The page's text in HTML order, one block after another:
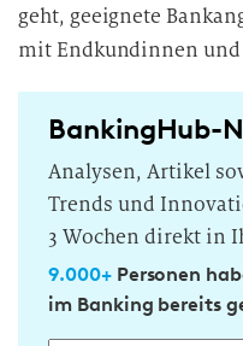
geht, geeignete
mit Endkundinnen
BankingHub-
Analysen, Artikel
Trends und
3 Wochen direkt in
9.000+Personen
im Banking bereits